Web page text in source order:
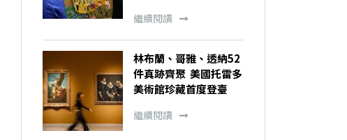
繼續閱讀
林布蘭、哥雅、透納52
件真跡齊聚 美國托雷多
美術館珍藏首度登臺
繼續閱讀